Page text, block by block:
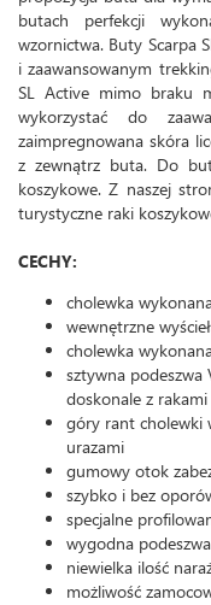
butach perfekcji
wzornictwa. Buty Scarpa
i zaawansowanym
SL Active mimo braku
wykorzystać do
zaimpregnowana skóra
z zewnątrz buta. Do
koszykowe. Z naszej
turystyczne raki
CECHY:
cholewka
wewnętrzne
cholewka
sztywna podeszwa
doskonale z
góry rant cholewki
urazami
gumowy otok
szybko i bez
specjalne
wygodna
niewielka ilość
możliwość